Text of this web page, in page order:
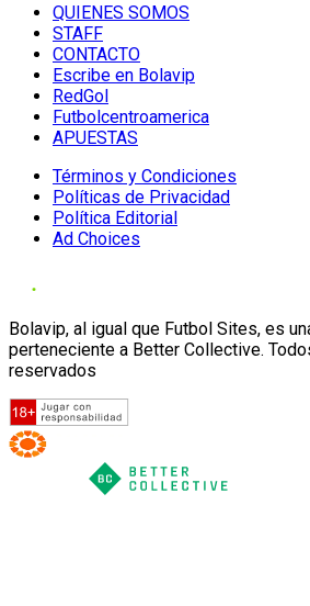
QUIENES SOMOS
STAFF
CONTACTO
Escribe en Bolavip
RedGol
Futbolcentroamerica
APUESTAS
Términos y Condiciones
Políticas de Privacidad
Política Editorial
Ad Choices
Bolavip, al igual que Futbol Sites, es
perteneciente a Better Collective.
reservados